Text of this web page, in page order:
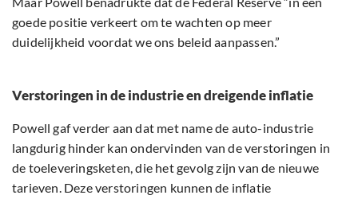
goede positie verkeert om te wachten op meer
duidelijkheid voordat we ons beleid aanpassen.”
Verstoringen in de industrie en dreigende inflatie
Powell gaf verder aan dat met name de auto-industrie
langdurig hinder kan ondervinden van de verstoringen in
de toeleveringsketen, die het gevolg zijn van de nieuwe
tarieven. Deze verstoringen kunnen de inflatie